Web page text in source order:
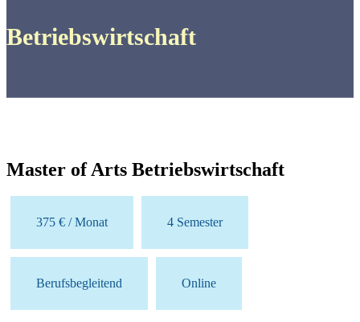
Betriebswirtschaft
Master of Arts Betriebswirtschaft
375 € / Monat 4 Semester
Berufsbegleitend Online